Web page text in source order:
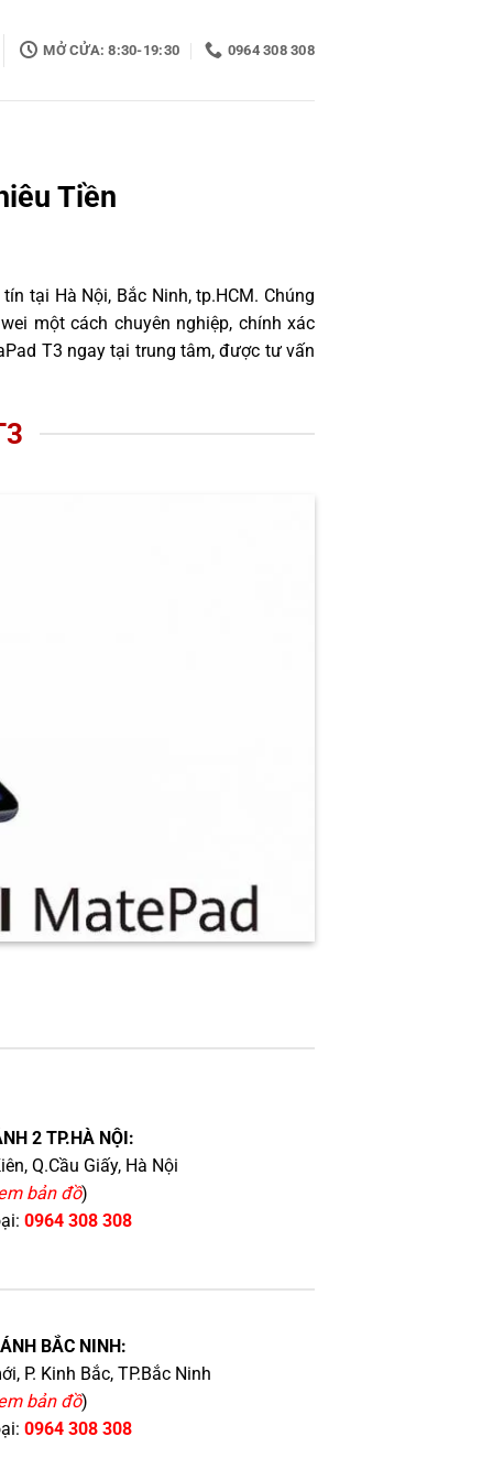
MỞ CỬA: 8:30-19:30 0964 308 308
Tiền
tại Hà Nội, Bắc Ninh, tp.HCM. Chúng
một cách chuyên nghiệp, chính xác
T3 ngay tại trung tâm, được tư vấn
2 TP.HÀ NỘI:
Q.Cầu Giấy, Hà Nội
bản đồ)
0964 308 308
BẮC NINH:
P. Kinh Bắc, TP.Bắc Ninh
bản đồ)
0964 308 308